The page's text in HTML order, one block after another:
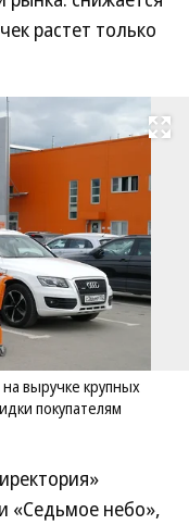
растет только
Развернуть
выручке крупных
покупателям
«Седьмое небо»,